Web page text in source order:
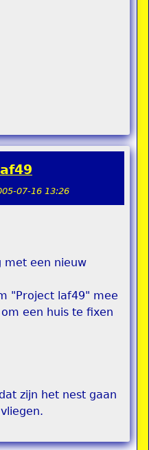
07-16 13:26
met een nieuw
"Project laf49" mee
een huis te fixen
zijn het nest gaan